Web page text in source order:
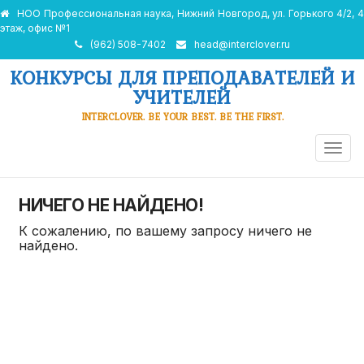
НОО Профессиональная наука, Нижний Новгород, ул. Горького 4/2, 4
этаж, офис №1
(962) 508-7402
head@interclover.ru
КОНКУРСЫ ДЛЯ ПРЕПОДАВАТЕЛЕЙ И
УЧИТЕЛЕЙ
INTERCLOVER. BE YOUR BEST. BE THE FIRST.
НИЧЕГО НЕ НАЙДЕНО!
К сожалению, по вашему запросу ничего не
найдено.